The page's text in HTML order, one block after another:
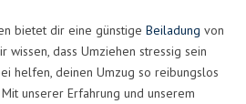
bietet dir eine günstige Beiladung von
wissen, dass Umziehen stressig sein
helfen, deinen Umzug so reibungslos
unserer Erfahrung und unserem